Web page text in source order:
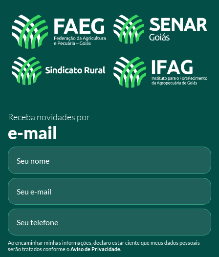
Acesso à Informação
@sistemafaeg
/SistemaFaeg
/sistemafaeg
/SistemaFaeg
Receba novidades por
e-mail
Ao encaminhar minhas informações, declaro estar ciente que meus dados pessoais
serão tratados conforme oAviso de Privacidade.